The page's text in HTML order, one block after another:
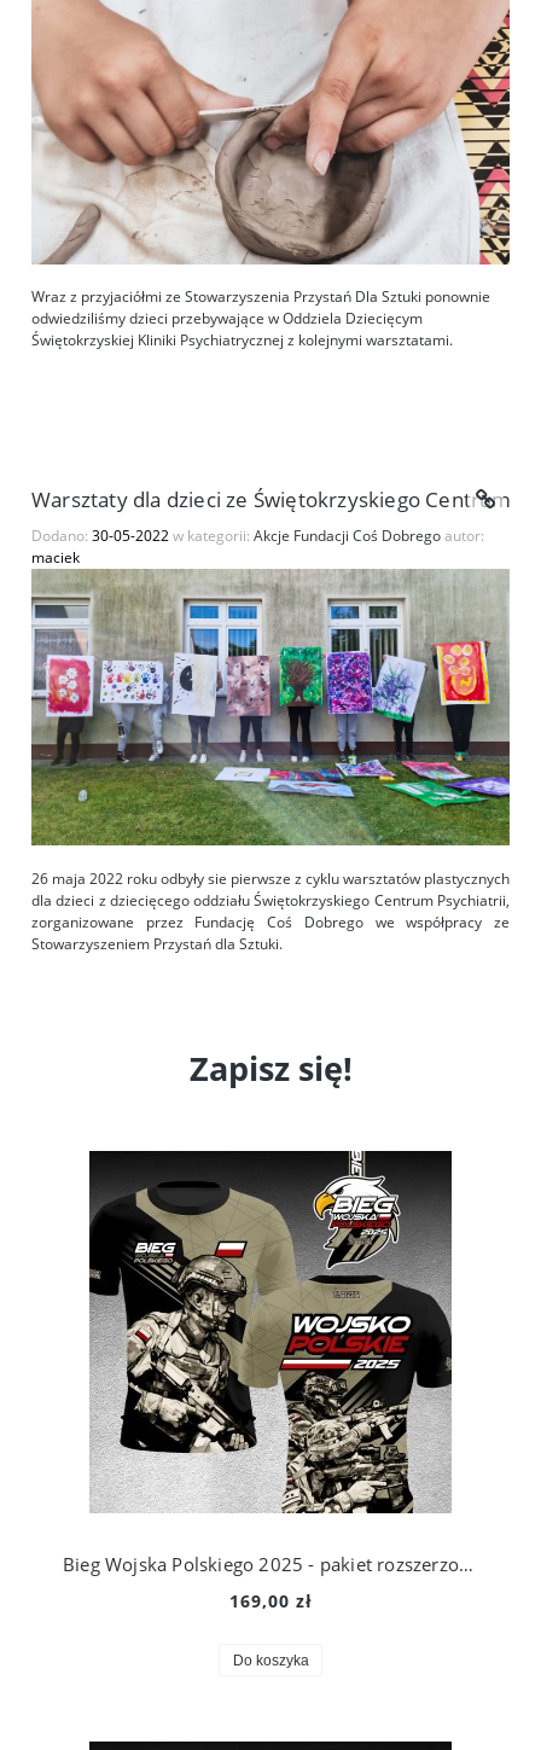
Wraz z przyjaciółmi ze Stowarzyszenia Przystań Dla Sztuki ponownie
odwiedziliśmy dzieci przebywające w Oddziela Dziecięcym
Świętokrzyskiej Kliniki Psychiatrycznej z kolejnymi warsztatami.
Warsztaty dla dzieci ze Świętokrzyskiego Centrum
Dodano: 30-05-2022w kategorii: Akcje Fundacji Coś Dobregoautor:
maciek
26 maja 2022 roku odbyły sie pierwsze z cyklu warsztatów plastycznych
dla dzieci z dziecięcego oddziału Świętokrzyskiego Centrum Psychiatrii,
zorganizowane przez Fundację Coś Dobrego we współpracy ze
Stowarzyszeniem Przystań dla Sztuki.
Zapisz się!
Bieg Wojska Polskiego 2025 - pakiet rozszerzony
169,00 zł
Do koszyka